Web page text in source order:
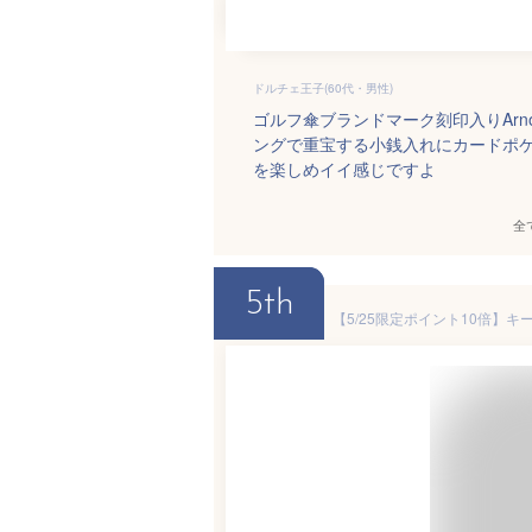
ドルチェ王子(60代・男性)
ゴルフ傘ブランドマーク刻印入り
ングで重宝する小銭入れにカードポ
を楽しめイイ感じですよ
全
5th